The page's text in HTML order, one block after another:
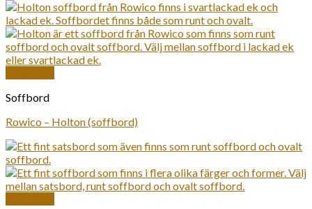
Soffbord
Rowico – Holton (soffbord)